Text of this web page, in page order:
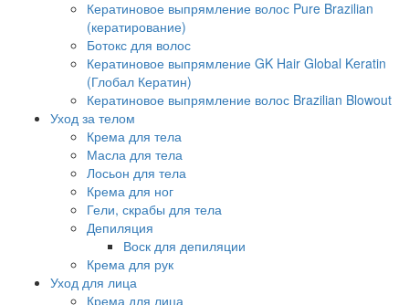
Кератиновое выпрямление волос Pure Brazilian
(кератирование)
Ботокс для волос
Кератиновое выпрямление GK Hair Global Keratin
(Глобал Кератин)
Кератиновое выпрямление волос Brazilian Blowout
Уход за телом
Крема для тела
Масла для тела
Лосьон для тела
Крема для ног
Гели, скрабы для тела
Депиляция
Воск для депиляции
Крема для рук
Уход для лица
Крема для лица